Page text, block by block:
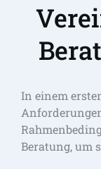
In einem
Beratung, um